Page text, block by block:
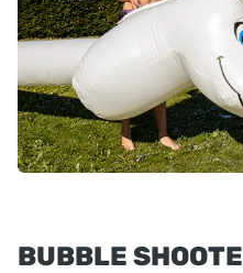
BUBBLE